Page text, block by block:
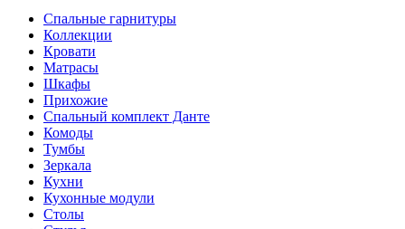
Спальные гарнитуры
Коллекции
Кровати
Матрасы
Шкафы
Прихожие
Спальный комплект Данте
Комоды
Тумбы
Зеркала
Кухни
Кухонные модули
Столы